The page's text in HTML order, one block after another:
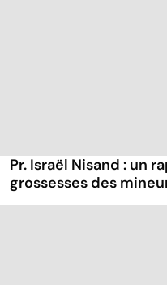
Pr. Israël Nisand : un
grossesses des